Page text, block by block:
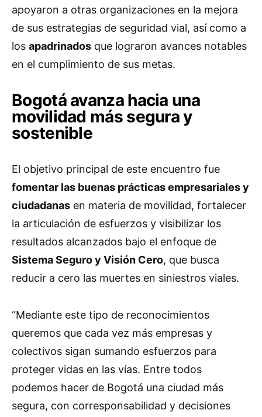
apoyaron a otras organizaciones en la mejora
de sus estrategias de seguridad vial, así como a
los apadrinados que lograron avances notables
en el cumplimiento de sus metas.
Bogotá avanza hacia una
movilidad más segura y
sostenible
El objetivo principal de este encuentro fue
fomentar las buenas prácticas empresariales y
ciudadanas en materia de movilidad, fortalecer
la articulación de esfuerzos y visibilizar los
resultados alcanzados bajo el enfoque de
Sistema Seguro y Visión Cero, que busca
reducir a cero las muertes en siniestros viales.
“Mediante este tipo de reconocimientos
queremos que cada vez más empresas y
colectivos sigan sumando esfuerzos para
proteger vidas en las vías. Entre todos
podemos hacer de Bogotá una ciudad más
segura, con corresponsabilidad y decisiones